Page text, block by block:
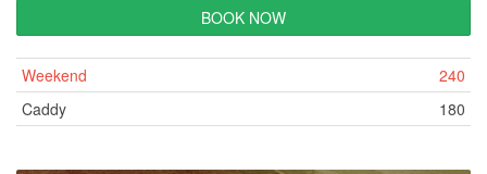
BOOK NOW
Weekend
240
Caddy
180